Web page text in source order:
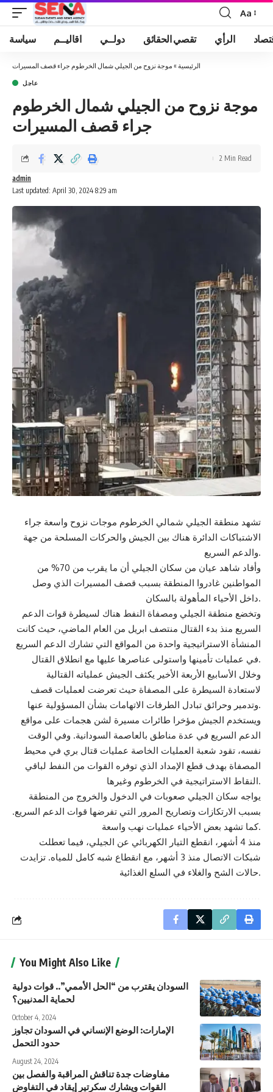
Font
Resizer
Aa
سياسة اقاليــم دولــي تقصي الحقائق الرأي
الرئيسية » موجة نزوح من الجيلي شمال الخرطوم جراء قصف المسيرات
عاجل
موجة نزوح من الجيلي شمال الخرطوم
جراء قصف المسيرات
Last updated: April 30, 2024 8:29 am
admin
2 Min Read
تشهد منطقة الجيلي شمالي الخرطوم موجات نزوح واسعة جراء
الاشتباكات الدائرة هناك بين الجيش والحركات المسلحة من جهة
والدعم السريع.
وأفاد شاهد عيان من سكان الجيلي أن ما يقرب من 70% من
المواطنين غادروا المنطقة بسبب قصف المسيرات الذي وصل
داخل الأحياء المأهولة بالسكان.
وتخضع منطقة الجيلي ومصفاة النفط هناك لسيطرة قوات الدعم
السريع منذ بدء القتال منتصف ابريل من العام الماضي، حيث كانت
المنشأة الاستراتيجية واحدة من المواقع التي تشارك الدعم السريع
في عمليات تأمينها واستولى عناصرها عليها مع انطلاق القتال.
وخلال الأسابيع الأربعة الأخير يكثف الجيش عملياته القتالية
لاستعادة السيطرة على المصفاة حيث تعرضت لعمليات قصف
وتدمير وحرائق تبادل الطرفات الاتهامات بشأن المسؤولية عنها.
ويستخدم الجيش مؤخرا طائرات مسيرة لشن هجمات على مواقع
الدعم السريع في عدة مناطق بالعاصمة السودانية. وفي الوقت
نفسه، تقود شعبة العمليات الخاصة عمليات قتال بري في محيط
المصفاة بهدف قطع الإمداد الذي توفره القوات من النفط لباقي
النقاط الاستراتيجية في الخرطوم وغيرها.
يواجه سكان الجيلي صعوبات في الدخول والخروج من المنطقة
بسبب الارتكازات وتصاريح المرور التي تفرضها قوات الدعم السريع.
كما تشهد بعض الأحياء عمليات نهب واسعة.
منذ 4 أشهر، انقطع التيار الكهربائي عن الجيلي، فيما تعطلت
شبكات الاتصال منذ 3 أشهر، مع انقطاع شبه كامل للمياه. تزايدت
حالات الشح والغلاء في السلع الغذائية.
You Might Also Like
السودان يقترب من “الحل الأممي”.. قوات دولية
لحماية المدنيين؟
October 4, 2024
الإمارات: الوضع الإنساني في السودان تجاوز
حدود التحمل
August 24, 2024
مفاوضات جدة تناقش المراقبة والفصل بين
القوات ويشارك سكرتير إيقاد في التفاوض